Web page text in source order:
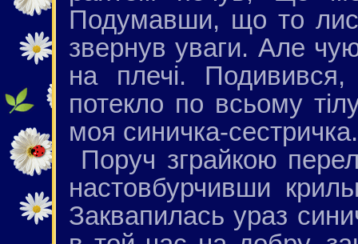
Подумавши, що то
звернув уваги. Але
на плечі.
потекло по всьому
моя синичка-сестричка.
Поруч зграйкою
настовбурчивши
Заквапилась ураз